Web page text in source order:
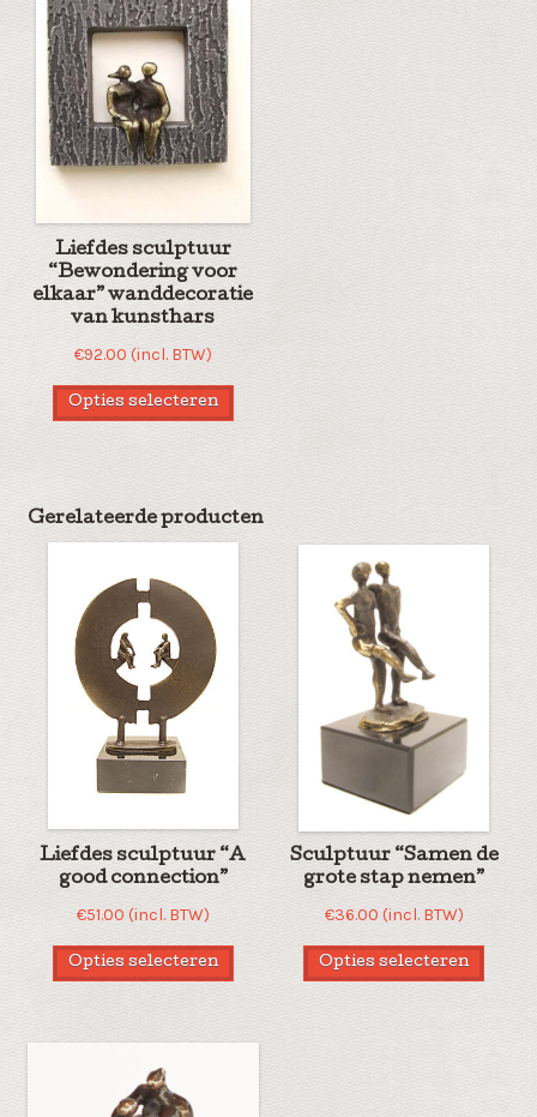
Liefdes sculptuur
“Bewondering voor
elkaar” wanddecoratie
van kunsthars
€92.00 (incl. BTW)
Opties selecteren
Gerelateerde producten
Liefdes sculptuur “A
good connection”
€51.00 (incl. BTW)
Opties selecteren
Sculptuur “Samen de
grote stap nemen”
€36.00 (incl. BTW)
Opties selecteren